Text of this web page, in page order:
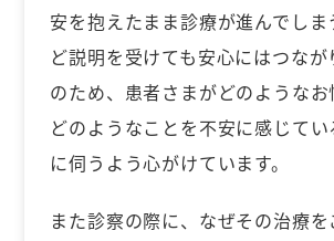
安を抱えたまま診療が進んでしま
ど説明を受けても安心にはつなが
のため、患者さまがどのようなお
どのようなことを不安に感じて
に伺うよう心がけています。
また診察の際に、なぜその治療